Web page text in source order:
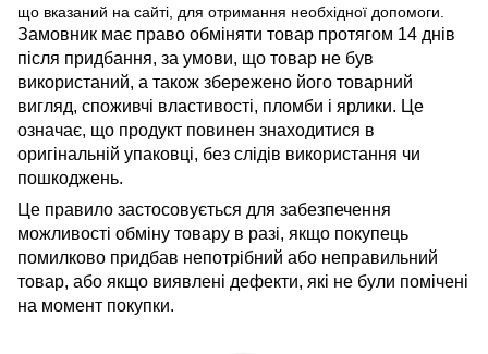
що вказаний на сайті, для отримання необхідної допомоги.
Замовник має право обміняти товар протягом 14 днів
після придбання, за умови, що товар не був
використаний, а також збережено його товарний
вигляд, споживчі властивості, пломби і ярлики. Це
означає, що продукт повинен знаходитися в
оригінальній упаковці, без слідів використання чи
пошкоджень.
Це правило застосовується для забезпечення
можливості обміну товару в разі, якщо покупець
помилково придбав непотрібний або неправильний
товар, або якщо виявлені дефекти, які не були помічені
на момент покупки.